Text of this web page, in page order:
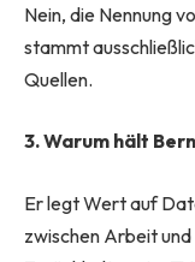
Nein, die Nennung
stammt
Quellen.
3. Warum hält
Er legt Wert auf
zwischen Arbeit